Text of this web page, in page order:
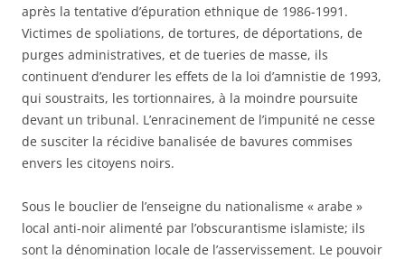
après la tentative d’épuration ethnique de 1986-1991.
Victimes de spoliations, de tortures, de déportations, de
purges administratives, et de tueries de masse, ⁠ils
continuent d’endurer les effets de la loi d’amnistie de 1993,
qui soustraits, les tortionnaires, à la moindre poursuite
devant un tribunal. L’enracinement de l’impunité ne cesse
de susciter la récidive banalisée de bavures commises
envers les citoyens noirs.
Sous le bouclier de l’enseigne du nationalisme « arabe »
local anti-noir alimenté par l’obscurantisme islamiste; ils
sont la dénomination locale de l’asservissement. Le pouvoir